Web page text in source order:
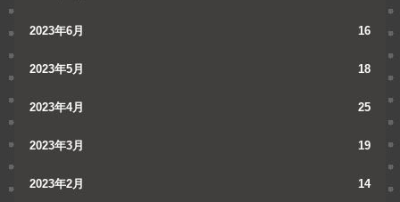
2023年6月 16
2023年5月 18
2023年4月 25
2023年3月 19
2023年2月 14